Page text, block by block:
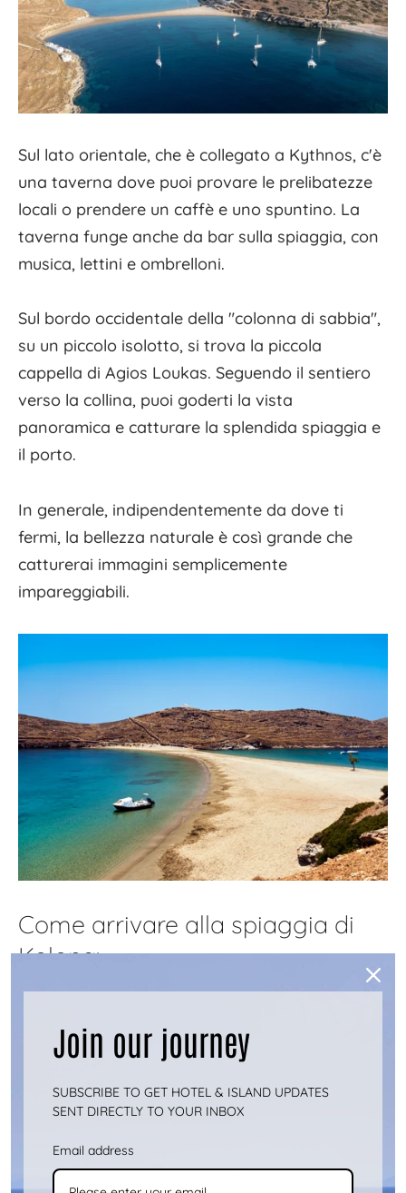
Sul lato orientale, che è collegato a Kythnos, c'è
una taverna dove puoi provare le prelibatezze
locali o prendere un caffè e uno spuntino. La
taverna funge anche da bar sulla spiaggia, con
musica, lettini e ombrelloni.
Sul bordo occidentale della "colonna di sabbia",
su un piccolo isolotto, si trova la piccola
cappella di Agios Loukas. Seguendo il sentiero
verso la collina, puoi goderti la vista
panoramica e catturare la splendida spiaggia e
il porto.
In generale, indipendentemente da dove ti
fermi, la bellezza naturale è così grande che
catturerai immagini semplicemente
impareggiabili.
Come arrivare alla spiaggia di
Kolona:
Molti visitatori scelgono di raggiungere la
spiaggia di Kolona in taxi marittimo dal porto di
Merichas, poiché l'accesso stradale può essere
difficile. La spiaggia è un paradiso per le
imbarcazioni da diporto, poiché la laguna
Join our journey
SUBSCRIBE TO GET HOTEL & ISLAND UPDATES
SENT DIRECTLY TO YOUR INBOX
Email address